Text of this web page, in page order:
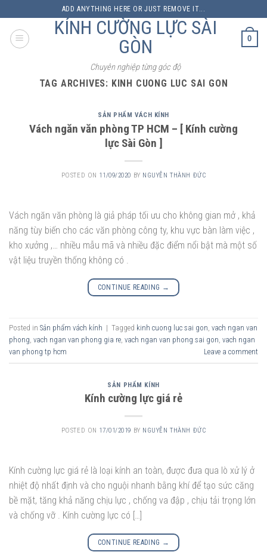
to
content
ADD ANYTHING HERE OR JUST REMOVE IT...
KÍNH CƯỜNG LỰC SÀI
GÒN
Chuyên nghiệp từng góc độ
0
TAG ARCHIVES: KINH CUONG LUC SAI GON
SẢN PHẨM VÁCH KÍNH
Vách ngăn văn phòng TP HCM – [ Kính cường
lực Sài Gòn ]
POSTED ON 11/09/2020 BY NGUYỄN THÀNH ĐỨC
Vách ngăn văn phòng là giả pháp tối ưu cho không gian mở , khả
năng tùy biến cho các văn phòng công ty, khu vực bàn làm việc ,
kho xưởng ,… nhiều mẫu mã và nhiều đặc điểm nổi bật mà một số
vật liệu truyền thống không có .
CONTINUE READING →
Posted in Sản phẩm vách kính | Tagged kinh cuong luc sai gon vach ngan van
phong vach ngan van phong gia re vach ngan van phong sai gon vach ngan
van phong tp hcm
Leave a comment
SẢN PHẨM KÍNH
Kính cường lực giá rẻ
POSTED ON 17/01/2019 BY NGUYỄN THÀNH ĐỨC
Kính cường lực giá rẻ là loại kính an toàn, được đưa qua lò xử lý ở
nhiệt độ nhất định và cho nguội nhanh bằng khí để tạo sức căng
bề mặt, tăng khả năng chịu lực , chống va đập , chịu tải trọng lớn
và chống vỡ . Kính cường lực có […]
CONTINUE READING →